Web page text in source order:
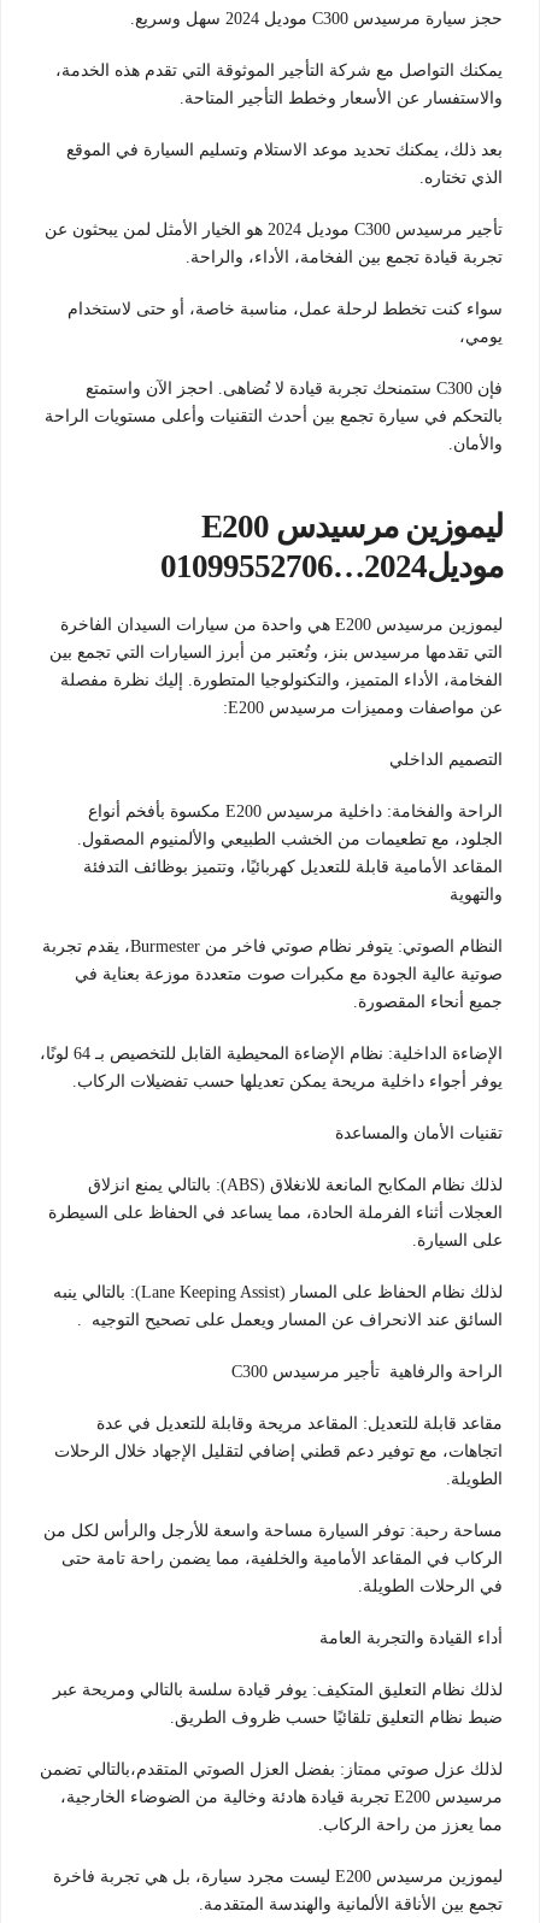
حجز سيارة مرسيدس C300 موديل 2024 سهل وسريع.
يمكنك التواصل مع شركة التأجير الموثوقة التي تقدم هذه الخدمة،
والاستفسار عن الأسعار وخطط التأجير المتاحة.
بعد ذلك، يمكنك تحديد موعد الاستلام وتسليم السيارة في الموقع
الذي تختاره.
تأجير مرسيدس C300 موديل 2024 هو الخيار الأمثل لمن يبحثون عن
تجربة قيادة تجمع بين الفخامة، الأداء، والراحة.
سواء كنت تخطط لرحلة عمل، مناسبة خاصة، أو حتى لاستخدام
يومي،
فإن C300 ستمنحك تجربة قيادة لا تُضاهى. احجز الآن واستمتع
بالتحكم في سيارة تجمع بين أحدث التقنيات وأعلى مستويات الراحة
والأمان.
ليموزين مرسيدس E200
موديل2024…01099552706
ليموزين مرسيدس E200 هي واحدة من سيارات السيدان الفاخرة
التي تقدمها مرسيدس بنز، وتُعتبر من أبرز السيارات التي تجمع بين
الفخامة، الأداء المتميز، والتكنولوجيا المتطورة. إليك نظرة مفصلة
عن مواصفات ومميزات مرسيدس E200:
التصميم الداخلي
الراحة والفخامة: داخلية مرسيدس E200 مكسوة بأفخم أنواع
الجلود، مع تطعيمات من الخشب الطبيعي والألمنيوم المصقول.
المقاعد الأمامية قابلة للتعديل كهربائيًا، وتتميز بوظائف التدفئة
والتهوية
النظام الصوتي: يتوفر نظام صوتي فاخر من Burmester، يقدم تجربة
صوتية عالية الجودة مع مكبرات صوت متعددة موزعة بعناية في
جميع أنحاء المقصورة.
الإضاءة الداخلية: نظام الإضاءة المحيطية القابل للتخصيص بـ 64 لونًا،
يوفر أجواء داخلية مريحة يمكن تعديلها حسب تفضيلات الركاب.
تقنيات الأمان والمساعدة
لذلك نظام المكابح المانعة للانغلاق (ABS): بالتالي يمنع انزلاق
العجلات أثناء الفرملة الحادة، مما يساعد في الحفاظ على السيطرة
على السيارة.
لذلك نظام الحفاظ على المسار (Lane Keeping Assist): بالتالي ينبه
السائق عند الانحراف عن المسار ويعمل على تصحيح التوجيه .
الراحة والرفاهية تأجير مرسيدس C300
مقاعد قابلة للتعديل: المقاعد مريحة وقابلة للتعديل في عدة
اتجاهات، مع توفير دعم قطني إضافي لتقليل الإجهاد خلال الرحلات
الطويلة.
مساحة رحبة: توفر السيارة مساحة واسعة للأرجل والرأس لكل من
الركاب في المقاعد الأمامية والخلفية، مما يضمن راحة تامة حتى
في الرحلات الطويلة.
أداء القيادة والتجربة العامة
لذلك نظام التعليق المتكيف: يوفر قيادة سلسة بالتالي ومريحة عبر
ضبط نظام التعليق تلقائيًا حسب ظروف الطريق.
لذلك عزل صوتي ممتاز: بفضل العزل الصوتي المتقدم،بالتالي تضمن
مرسيدس E200 تجربة قيادة هادئة وخالية من الضوضاء الخارجية،
مما يعزز من راحة الركاب.
ليموزين مرسيدس E200 ليست مجرد سيارة، بل هي تجربة فاخرة
تجمع بين الأناقة الألمانية والهندسة المتقدمة.